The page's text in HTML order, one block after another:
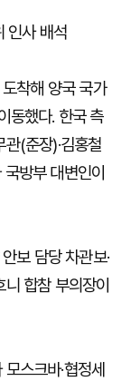
인사 배석
착해 양국 국가
동했다. 한국 측
(준장)·김홍철
방부 대변인이
보 담당 차관보·
합참 부의장이
스크바·협정세